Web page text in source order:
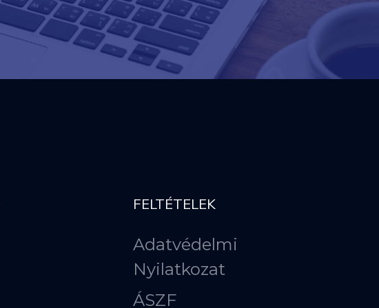
FELTÉTELEK
Adatvédelmi
Nyilatkozat
ÁSZF